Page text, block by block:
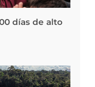
días de alto